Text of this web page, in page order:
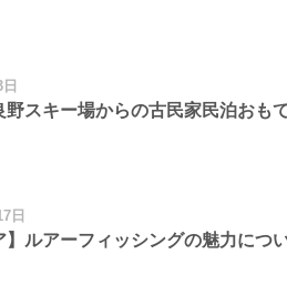
野スキー場からの古民家民泊おも
日
】ルアーフィッシングの魅力につ